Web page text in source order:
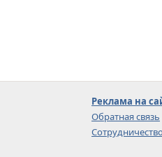
Реклама на
Обратная связь
Сотрудничество